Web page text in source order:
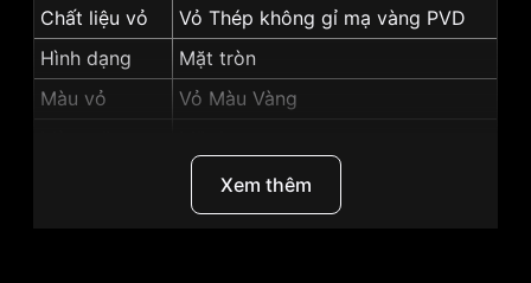
Chất liệu vỏ
Vỏ Thép không gỉ mạ vàng PVD
Hình dạng
Mặt tròn
Màu vỏ
Vỏ Màu Vàng
Dạ quang, Lịch thứ, Lịch ngày,
Giờ, phút, giây
Xem thêm